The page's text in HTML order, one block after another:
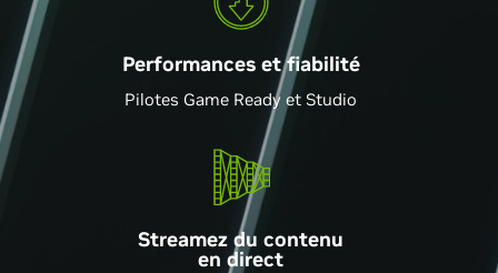
Performances et fiabilité
Pilotes Game Ready et Studio
Streamez du contenu
en direct